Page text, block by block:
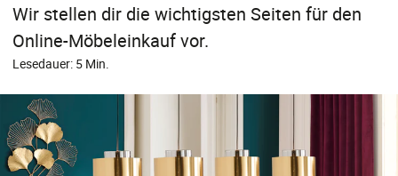
Wir stellen dir die wichtigsten Seiten für den
Online-Möbeleinkauf vor.
Lesedauer: 5 Min.